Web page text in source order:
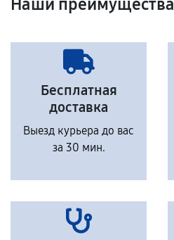
Наши преимущества
Бесплатная
доставка
Выезд курьера до вас
за 30 мин.